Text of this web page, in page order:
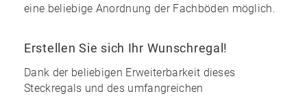
eine beliebige Anordnung der Fachböden möglich.
Erstellen Sie sich Ihr Wunschregal!
Dank der beliebigen Erweiterbarkeit dieses
Steckregals und des umfangreichen